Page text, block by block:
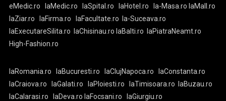
eMedic.ro laMedic.ro laSpital.ro laHotel.ro la-Masa.ro laMall.ro
laZiar.ro
laFirma.ro laFacultate.ro
la-Suceava.ro
laExecutareSilita.ro
laChisinau.ro laBalti.ro
laPiatraNeamt.ro
High-Fashion.ro
laRomania.ro laBucuresti.ro laClujNapoca.ro
laConstanta.ro
laCraiova.ro
laGalati.ro laPloiesti.ro laTimisoara.ro
laBuzau.ro
laCalarasi.ro
laDeva.ro laFocsani.ro
laGiurgiu.ro